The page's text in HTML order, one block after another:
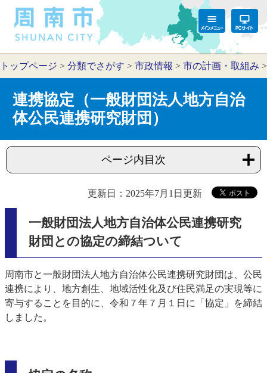
トップページ > 分類でさがす > 市政情報 > 市の計画・取組み
連携協定（一般財団法人地方自治
体公民連携研究財団）
ページ内目次
更新日：2025年7月1日更新
一般財団法人地方自治体公民連携研究
財団との協定の締結ついて
周南市と一般財団法人地方自治体公民連携研究財団は、公民
連携により、地方創生、地域活性化及び住民満足の実現等に
寄与することを目的に、令和７年７月１日に「協定」を締結
しました。